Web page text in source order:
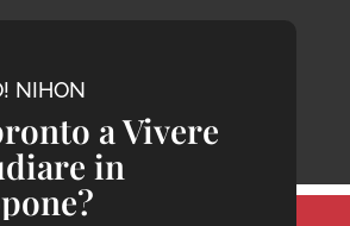
NIHON
a Vivere
in